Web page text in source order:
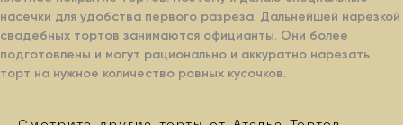
насечки для удобства первого разреза. Дальнейшей нарезкой
свадебных тортов занимаются официанты. Они более
подготовлены и могут рационально и аккуратно нарезать
торт на нужное количество ровных кусочков.
до совершенства за долгие годы изучения
кондитерского искусства. Все прекрасно
сбалансированые по вкусовой совместимости
и порадуют даже искушённых любителей